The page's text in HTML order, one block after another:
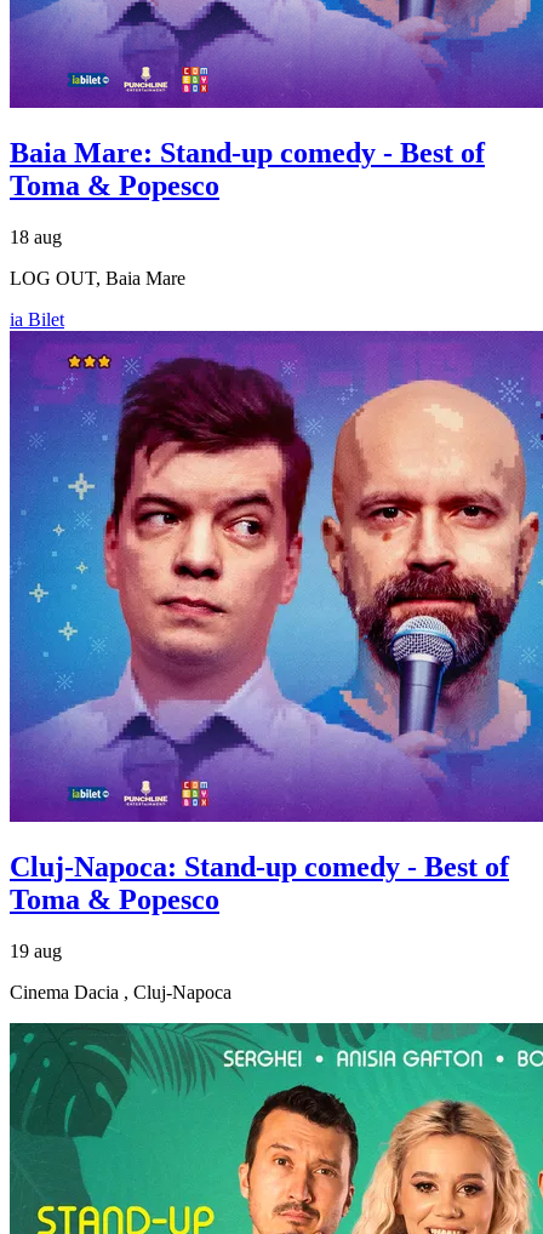
Baia Mare: Stand-up comedy - Best of
Toma & Popesco
18 aug
LOG OUT, Baia Mare
ia Bilet
Cluj-Napoca: Stand-up comedy - Best of
Toma & Popesco
19 aug
Cinema Dacia , Cluj-Napoca